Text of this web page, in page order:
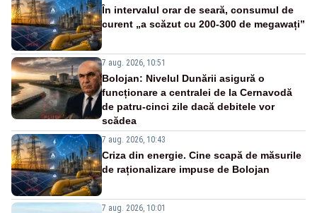
În intervalul orar de seară, consumul de
curent „a scăzut cu 200-300 de megawați”
7 aug. 2026, 10:51
Bolojan: Nivelul Dunării asigură o
funcționare a centralei de la Cernavodă
de patru-cinci zile dacă debitele vor
scădea
7 aug. 2026, 10:43
Criza din energie. Cine scapă de măsurile
de raționalizare impuse de Bolojan
7 aug. 2026, 10:01